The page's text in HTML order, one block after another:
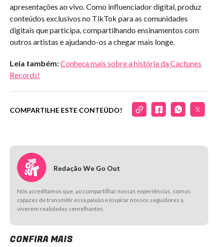
apresentações ao vivo. Como influenciador digital, produz
conteúdos exclusivos no TikTok para as comunidades
digitais que participa, compartilhando ensinamentos com
outros artistas e ajudando-os a chegar mais longe.
Leia também:Conheça mais sobre a história da Cactunes
Records!
COMPARTILHE ESTE CONTEÚDO!
Redação We Go Out
Nós acreditamos que, ao compartilhar nossas experiências, somos
capazes de transmitir essa paixão e inspirar nossos seguidores a
viverem realidades semelhantes.
CONFIRA MAIS